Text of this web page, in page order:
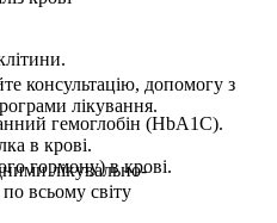
гемоглобін (HbA1C).
в крові.
гормону) в крові.
консультацію, допомогу з
лікування.
лікувально-
всьому світу